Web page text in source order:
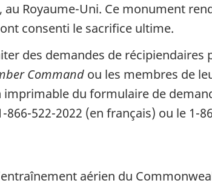
au Royaume-Uni. Ce monument
consenti le sacrifice ultime.
des demandes de récipiendaires
Command ou les membres de
du formulaire de
522-2022 (en français) ou le 1-
aérien du